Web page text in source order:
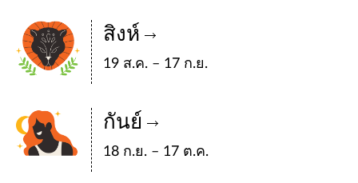
สิงห์
19 ส.ค. – 17 ก.ย.
กันย์
18 ก.ย. – 17 ต.ค.